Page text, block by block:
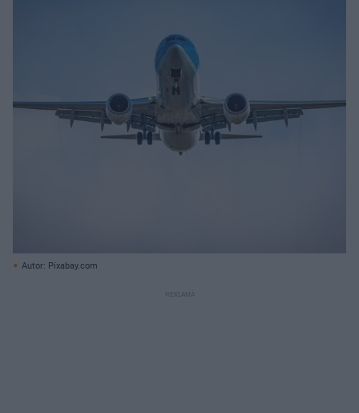
Autor: Pixabay.com